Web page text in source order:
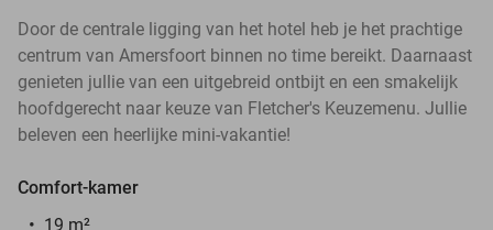
Door de centrale ligging van het hotel heb je het prachtige
centrum van Amersfoort binnen no time bereikt. Daarnaast
genieten jullie van een uitgebreid ontbijt en een smakelijk
hoofdgerecht naar keuze van Fletcher's Keuzemenu. Jullie
beleven een heerlijke mini-vakantie!
Comfort-kamer
19 m²